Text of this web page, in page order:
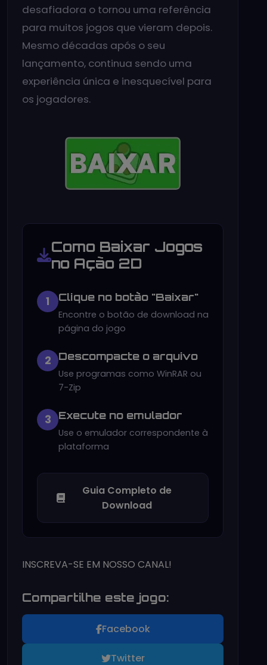
desafiadora o tornou uma referência
para muitos jogos que vieram depois.
Mesmo décadas após o seu
lançamento, continua sendo uma
experiência única e inesquecível para
os jogadores.
Como Baixar Jogos
no Ação 2D
1 Clique no botão "Baixar"
Encontre o botão de download na
página do jogo
2 Descompacte o arquivo
Use programas como WinRAR ou
7-Zip
3 Execute no emulador
Use o emulador correspondente à
plataforma
Guia Completo de
Download
INSCREVA-SE EM NOSSO CANAL!
Compartilhe este jogo:
Facebook
Twitter